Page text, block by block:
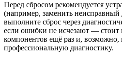
Перед сбросом рекомендуется
(например, заменить неисправный
выполните сброс через
если ошибки не исчезают — стоит
компонентов ещё раз и, возможно,
профессиональную диагностику.